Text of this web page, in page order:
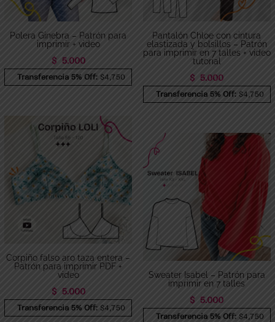
Polera Ginebra – Patrón para
imprimir + video
$ 5.000
Transferencia 5% Off: $4,750
Pantalón Chloe con cintura
elastizada y bolsillos – Patrón
para imprimir en 7 talles + video
tutorial
$ 5.000
Transferencia 5% Off: $4,750
Corpiño falso aro taza entera –
Patrón para imprimir PDF +
video
$ 5.000
Transferencia 5% Off: $4,750
Sweater Isabel – Patrón para
imprimir en 7 talles
$ 5.000
Transferencia 5% Off: $4,750